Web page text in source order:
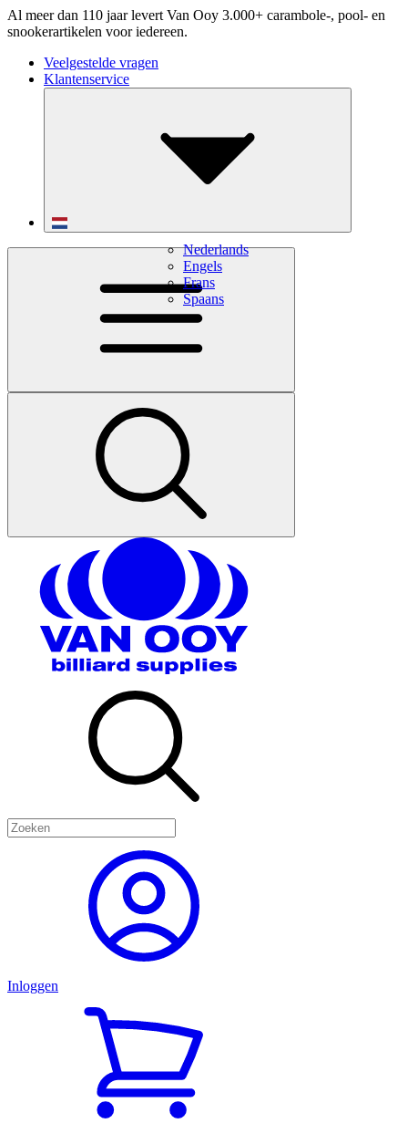
Al meer dan 110 jaar levert Van Ooy 3.000+ carambole-, pool- en
snookerartikelen voor iedereen.
Veelgestelde vragen
Klantenservice
Nederlands
Engels
Frans
Spaans
Inloggen